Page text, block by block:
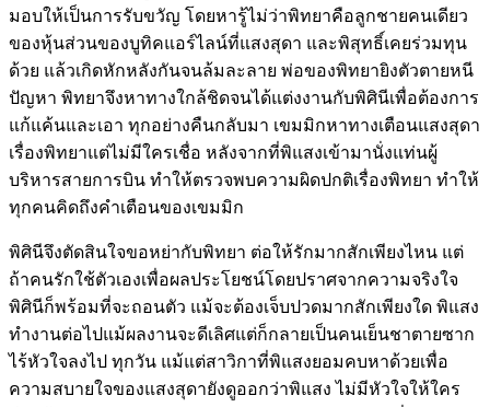
มอบให้เป็นการรับขวัญ โดยหารู้ไม่ว่าพิทยาคือลูกชายคนเดียว
ของหุ้นส่วนของบูทิคแอร์ไลน์ที่แสงสุดา และพิสุทธิ์เคยร่วมทุน
ด้วย แล้วเกิดหักหลังกันจนล้มละลาย พ่อของพิทยายิงตัวตายหนี
ปัญหา พิทยาจึงหาทางใกล้ชิดจนได้แต่งงานกับพิศินีเพื่อต้องการ
แก้แค้นและเอา ทุกอย่างคืนกลับมา เขมมิกหาทางเตือนแสงสุดา
เรื่องพิทยาแต่ไม่มีใครเชื่อ หลังจากที่พิแสงเข้ามานั่งแท่นผู้
บริหารสายการบิน ทำให้ตรวจพบความผิดปกติเรื่องพิทยา ทำให้
ทุกคนคิดถึงคำเตือนของเขมมิก
พิศินีจึงตัดสินใจขอหย่ากับพิทยา ต่อให้รักมากสักเพียงไหน แต่
ถ้าคนรักใช้ตัวเองเพื่อผลประโยชน์โดยปราศจากความจริงใจ
พิศินีก็พร้อมที่จะถอนตัว แม้จะต้องเจ็บปวดมากสักเพียงใด พิแสง
ทำงานต่อไปแม้ผลงานจะดีเลิศแต่ก็กลายเป็นคนเย็นชาตายซาก
ไร้หัวใจลงไป ทุกวัน แม้แต่สาวิกาที่พิแสงยอมคบหาด้วยเพื่อ
ความสบายใจของแสงสุดายังดูออกว่าพิแสง ไม่มีหัวใจให้ใคร